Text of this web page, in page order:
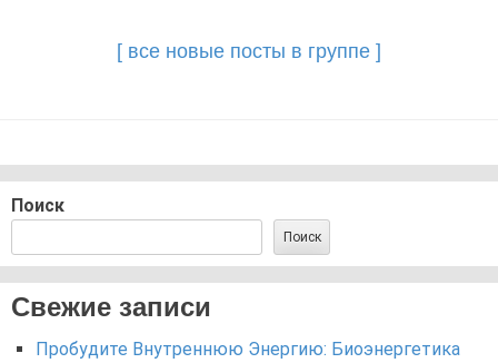
[ все новые посты в группе ]
Поиск
Поиск
Свежие записи
Пробудите Внутреннюю Энергию: Биоэнергетика